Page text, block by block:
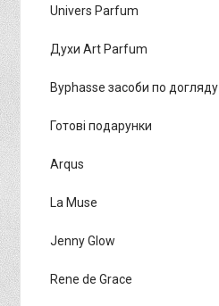
Univers Parfum
Духи Art Parfum
Byphasse засоби по догляду
Готові подарунки
Arqus
La Muse
Jenny Glow
Rene de Grace